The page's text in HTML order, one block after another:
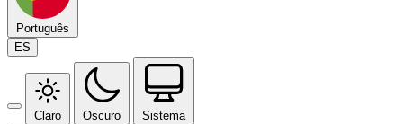
Português
ES
Claro Oscuro Sistema